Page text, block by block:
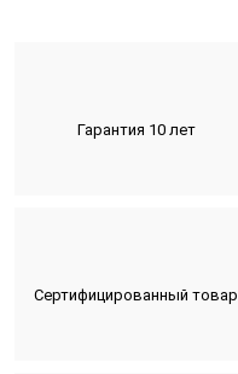
Гарантия 10 лет
Сертифицированный товар